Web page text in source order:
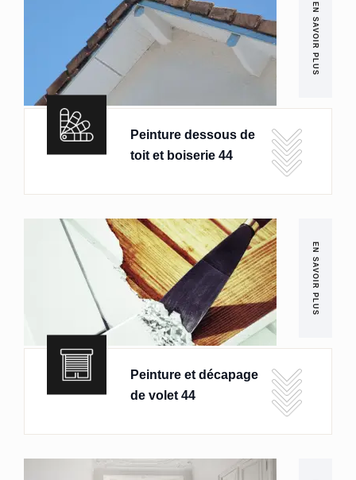
EN SAVOIR PLUS
Peinture dessous de
toit et boiserie 44
EN SAVOIR PLUS
Peinture et décapage
de volet 44